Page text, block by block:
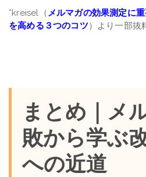
*kreisel（メルマガの効果測定に
を高める３つのコツ）より一部抜
まとめ｜メ
敗から学ぶ
への近道